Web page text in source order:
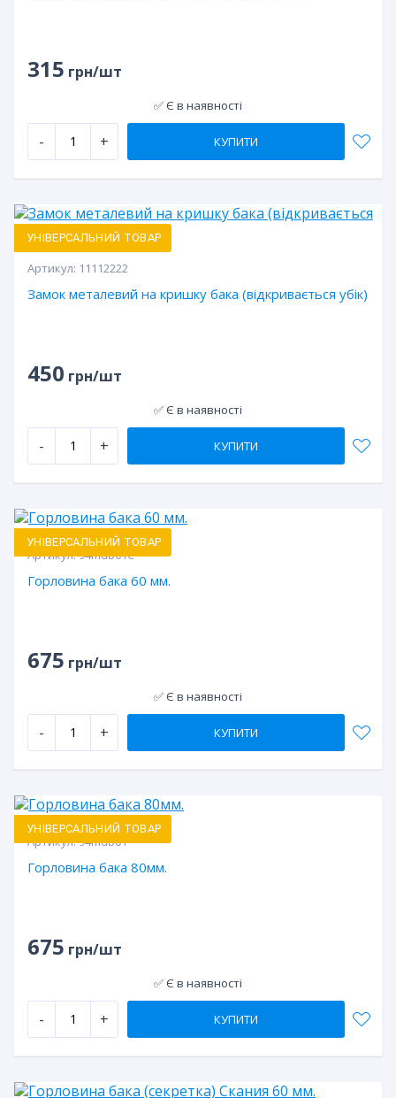
315 грн/шт
✅ Є в наявності
- + КУПИТИ
УНІВЕРСАЛЬНИЙ ТОВАР
Артикул: 11112222
Замок металевий на кришку бака (відкривається убік)
450 грн/шт
✅ Є в наявності
- + КУПИТИ
УНІВЕРСАЛЬНИЙ ТОВАР
Артикул:94mdb01C
Горловина бака 60 мм.
675 грн/шт
✅ Є в наявності
- + КУПИТИ
УНІВЕРСАЛЬНИЙ ТОВАР
Артикул:94mdb01
Горловина бака 80мм.
675 грн/шт
✅ Є в наявності
- + КУПИТИ